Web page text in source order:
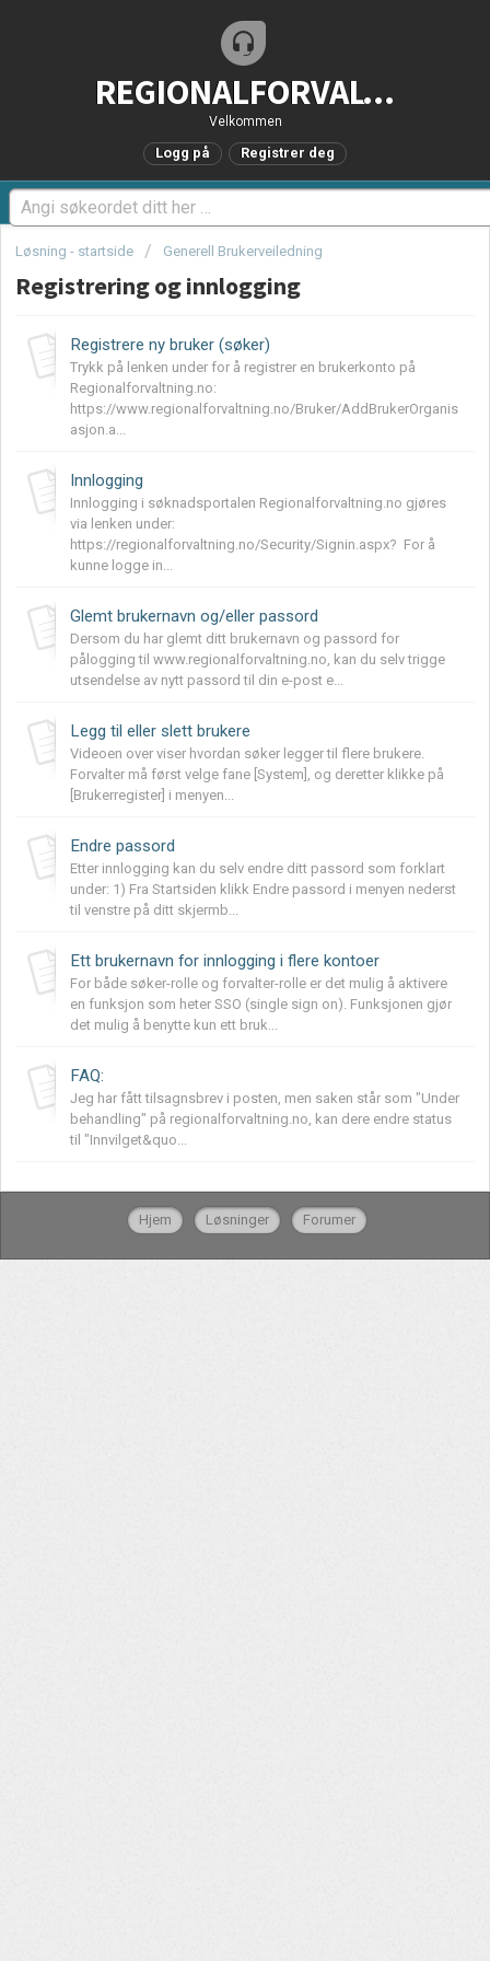
REGIONALFORVALTNING.no - Brukerstøtteportal
Velkommen
Logg på Registrer deg
Løsning - startside Generell Brukerveiledning
Registrering og innlogging
Registrere ny bruker (søker)
Trykk på lenken under for å registrer en brukerkonto på
Regionalforvaltning.no:
https://www.regionalforvaltning.no/Bruker/AddBrukerOrganis
asjon.a...
Innlogging
Innlogging i søknadsportalen Regionalforvaltning.no gjøres
via lenken under:
https://regionalforvaltning.no/Security/Signin.aspx? For å
kunne logge in...
Glemt brukernavn og/eller passord
Dersom du har glemt ditt brukernavn og passord for
pålogging til www.regionalforvaltning.no, kan du selv trigge
utsendelse av nytt passord til din e-post e...
Legg til eller slett brukere
Videoen over viser hvordan søker legger til flere brukere.
Forvalter må først velge fane [System], og deretter klikke på
[Brukerregister] i menyen...
Endre passord
Etter innlogging kan du selv endre ditt passord som forklart
under: 1) Fra Startsiden klikk Endre passord i menyen nederst
til venstre på ditt skjermb...
Ett brukernavn for innlogging i flere kontoer
For både søker-rolle og forvalter-rolle er det mulig å aktivere
en funksjon som heter SSO (single sign on). Funksjonen gjør
det mulig å benytte kun ett bruk...
FAQ:
Jeg har fått tilsagnsbrev i posten, men saken står som "Under
behandling" på regionalforvaltning.no, kan dere endre status
til "Innvilget&quo...
Hjem Løsninger Forumer